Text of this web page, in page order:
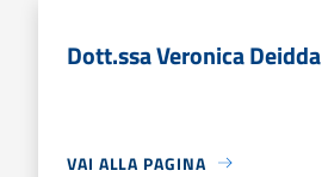
Dott.ssa Veronica Deidda
VAI ALLA PAGINA